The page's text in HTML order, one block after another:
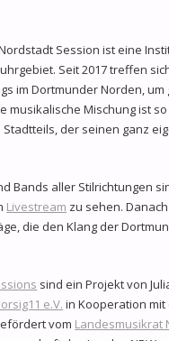
Session ist eine
Seit 2017 treffen
im Dortmunder Norden, um
musikalische Mischung ist
der seinen ganz
Bands aller Stilrichtungen
Livestream zu sehen.
die den Klang der
sind ein Projekt von
e.V. in Kooperation mit
vom Landesmusikrat